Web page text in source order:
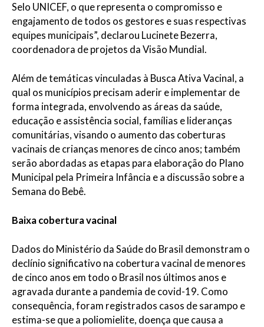
Selo UNICEF, o que representa o compromisso e
engajamento de todos os gestores e suas respectivas
equipes municipais”, declarou Lucinete Bezerra,
coordenadora de projetos da Visão Mundial.
Além de temáticas vinculadas à Busca Ativa Vacinal, a
qual os municípios precisam aderir e implementar de
forma integrada, envolvendo as áreas da saúde,
educação e assistência social, famílias e lideranças
comunitárias, visando o aumento das coberturas
vacinais de crianças menores de cinco anos; também
serão abordadas as etapas para elaboração do Plano
Municipal pela Primeira Infância e a discussão sobre a
Semana do Bebê.
Baixa cobertura vacinal
Dados do Ministério da Saúde do Brasil demonstram o
declínio significativo na cobertura vacinal de menores
de cinco anos em todo o Brasil nos últimos anos e
agravada durante a pandemia de covid-19. Como
consequência, foram registrados casos de sarampo e
estima-se que a poliomielite, doença que causa a